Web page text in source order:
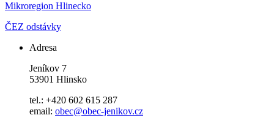
Mikroregion Hlinecko
ČEZ odstávky
Adresa
Jeníkov 7
53901 Hlinsko
tel.: +420 602 615 287
email: obec@obec-jenikov.cz